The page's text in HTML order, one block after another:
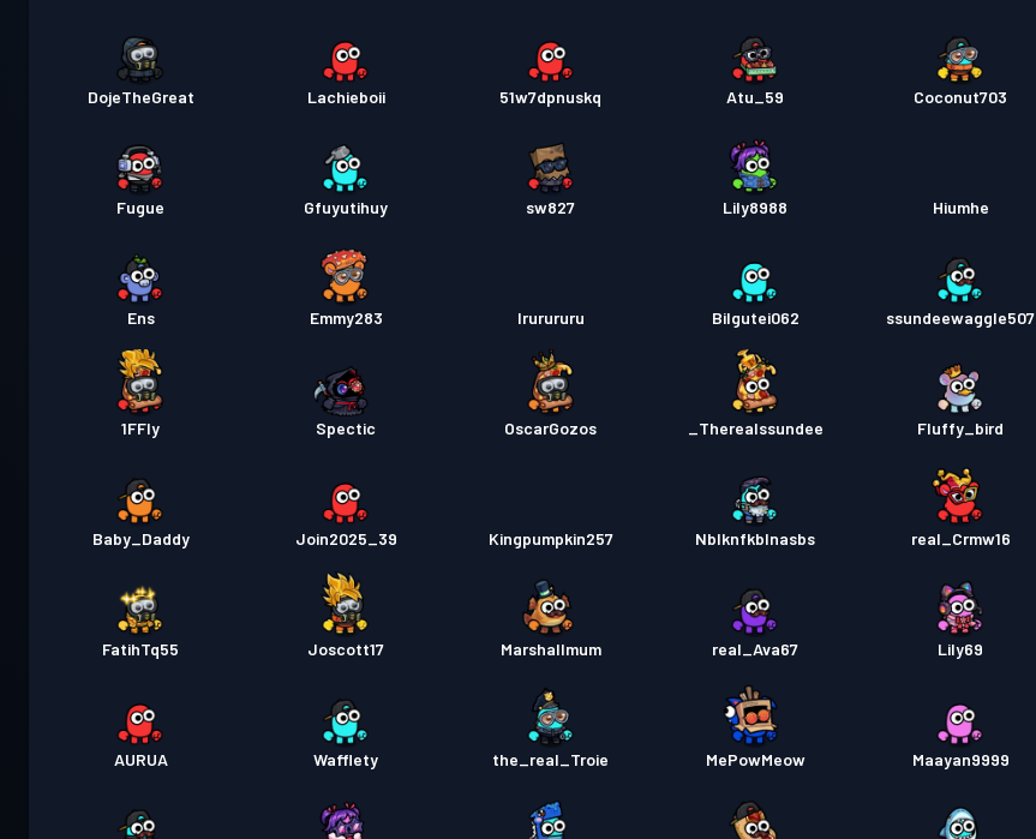
Coconut703
Atu_59
51w7dpnuskq
Lachieboii
DojeTheGreat
Hiumhe
Lily8988
sw827
Gfuyutihuy
Fugue
ssundeewaggle507
Bilgutei062
Irurururu
Emmy283
Ens
Fluffy_bird
Therealssundee_
OscarGozos
Spectic
1FFly
real_Crmw16
Nblknfkblnasbs
Kingpumpkin257
Join2025_39
Baby_Daddy
Lily69
real_Ava67
Marshallmum
Joscott17
FatihTq55
Maayan9999
MePowMeow
the_real_Troie
Wafflety
AURUA